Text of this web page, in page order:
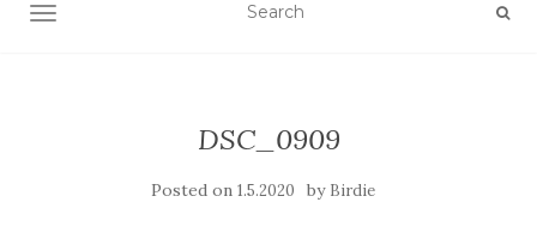
TOGGLE NAVIGATION
DSC_0909
Posted on 1.5.2020 by Birdie